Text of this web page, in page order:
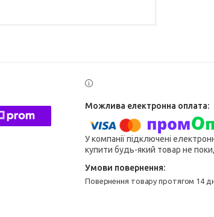
У компанії підключені
купити будь-який товар не
повернення товару протягом 14